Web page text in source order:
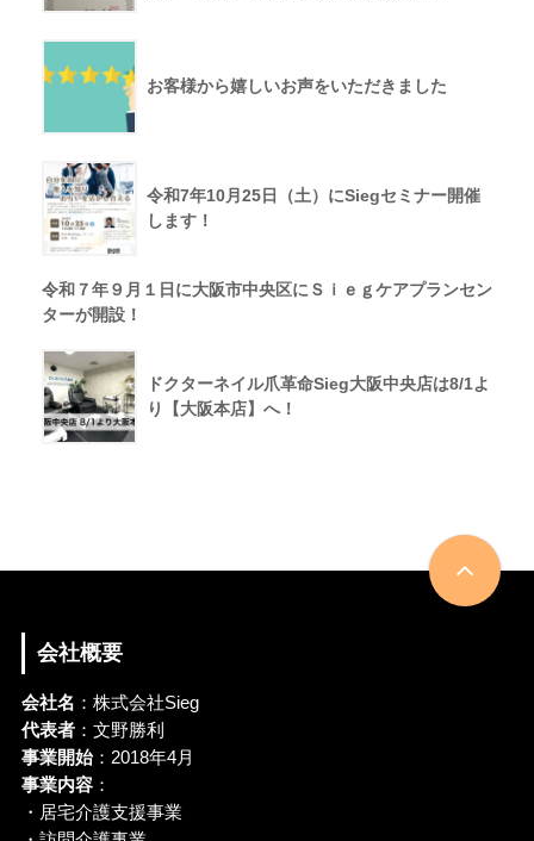
お客様から嬉しいお声をいただきました
令和7年10月25日（土）にSiegセミナー開催
します！
令和７年９月１日に大阪市中央区にＳｉｅｇケアプランセン
ターが開設！
ドクターネイル爪革命Sieg大阪中央店は8/1よ
り【大阪本店】へ！
会社概要
会社名 ：株式会社Sieg
代表者：文野勝利
事業開始：2018年4月
事業内容：
・居宅介護支援事業